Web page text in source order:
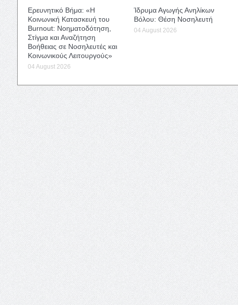
Ερευνητικό Βήμα: «Η
Κοινωνική Κατασκευή του
Burnout: Νοηματοδότηση,
Στίγμα και Αναζήτηση
Βοήθειας σε Νοσηλευτές και
Κοινωνικούς Λειτουργούς»
04 August 2026
Ίδρυμα Αγωγής Ανηλίκων
Βόλου: Θέση Νοσηλευτή
04 August 2026